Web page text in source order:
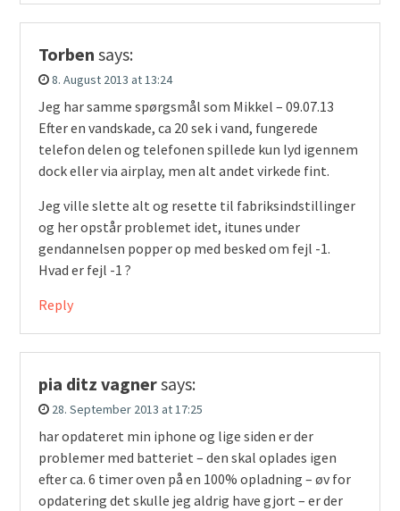
Torben says:
8. August 2013 at 13:24
Jeg har samme spørgsmål som Mikkel – 09.07.13
Efter en vandskade, ca 20 sek i vand, fungerede
telefon delen og telefonen spillede kun lyd igennem
dock eller via airplay, men alt andet virkede fint.
Jeg ville slette alt og resette til fabriksindstillinger
og her opstår problemet idet, itunes under
gendannelsen popper op med besked om fejl -1.
Hvad er fejl -1 ?
Reply
pia ditz vagnersays:
28. September 2013 at 17:25
har opdateret min iphone og lige siden er der
problemer med batteriet – den skal oplades igen
efter ca. 6 timer oven på en 100% opladning – øv for
opdatering det skulle jeg aldrig have gjort – er der